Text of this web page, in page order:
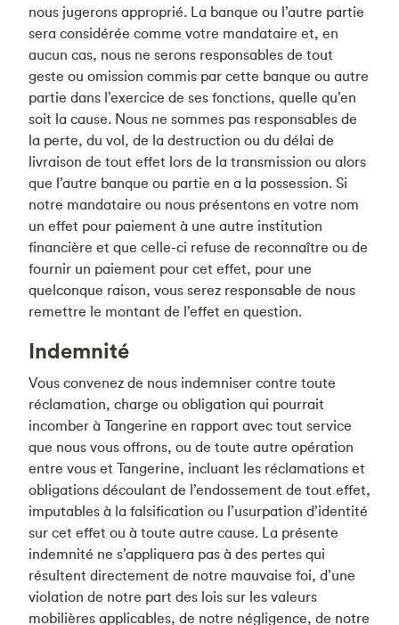
nous jugerons approprié. La banque ou l’autre partie
sera considérée comme votre mandataire et, en
aucun cas, nous ne serons responsables de tout
geste ou omission commis par cette banque ou autre
partie dans l’exercice de ses fonctions, quelle qu’en
soit la cause. Nous ne sommes pas responsables de
la perte, du vol, de la destruction ou du délai de
livraison de tout effet lors de la transmission ou alors
que l’autre banque ou partie en a la possession. Si
notre mandataire ou nous présentons en votre nom
un effet pour paiement à une autre institution
financière et que celle-ci refuse de reconnaître ou de
fournir un paiement pour cet effet, pour une
quelconque raison, vous serez responsable de nous
remettre le montant de l’effet en question.
Indemnité
Vous convenez de nous indemniser contre toute
réclamation, charge ou obligation qui pourrait
incomber à Tangerine en rapport avec tout service
que nous vous offrons, ou de toute autre opération
entre vous et Tangerine, incluant les réclamations et
obligations découlant de l’endossement de tout effet,
imputables à la falsification ou l’usurpation d’identité
sur cet effet ou à toute autre cause. La présente
indemnité ne s’appliquera pas à des pertes qui
résultent directement de notre mauvaise foi, d’une
violation de notre part des lois sur les valeurs
mobilières applicables, de notre négligence, de notre